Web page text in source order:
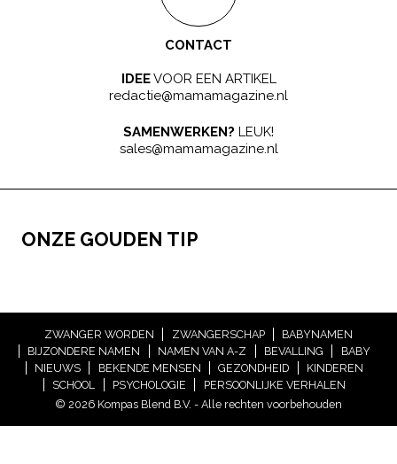
CONTACT
IDEEVOOR EEN ARTIKEL
redactie@mamamagazine.nl
SAMENWERKEN? LEUK!
sales@mamamagazine.nl
ONZE GOUDEN TIP
ZWANGER WORDEN ZWANGERSCHAP
BABYNAMEN
BIJZONDERE NAMEN
NAMEN VAN A-Z BEVALLING
BABY
NIEUWS
BEKENDE MENSEN GEZONDHEID
KINDEREN
SCHOOL
PSYCHOLOGIE
PERSOONLIJKE VERHALEN
© 2026 Kompas Blend B.V. - Alle rechten voorbehouden